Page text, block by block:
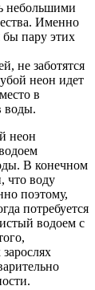
небольшими
Именно
бы пару этих
не заботятся
неон идет
в
воды.
неон
В конечном
что воду
поэтому,
потребуется
водоем с